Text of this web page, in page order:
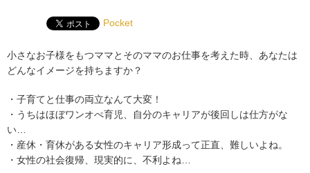
Pocket
小さなお子様をもつママとそのママのお仕事を考えた時、あなたは
どんなイメージを持ちますか？
・子育てと仕事の両立なんて大変！
・うちはほぼワンオぺ育児、自分のキャリアが後回しは仕方がな
い…
・産休・育休がある女性のキャリア形成って正直、難しいよね。
・女性の社会復帰、現実的に、不利よね…